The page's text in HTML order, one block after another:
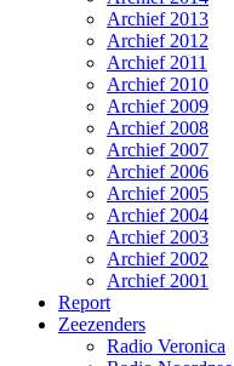
Archief 2013
Archief 2012
Archief 2011
Archief 2010
Archief 2009
Archief 2008
Archief 2007
Archief 2006
Archief 2005
Archief 2004
Archief 2003
Archief 2002
Archief 2001
Report
Zeezenders
Radio Veronica